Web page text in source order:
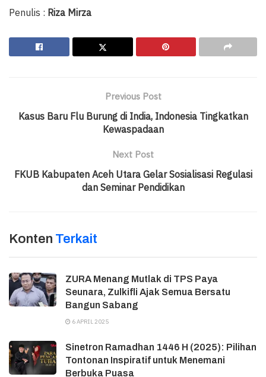
Penulis : Riza Mirza
Previous Post
Kasus Baru Flu Burung di India, Indonesia Tingkatkan
Kewaspadaan
Next Post
FKUB Kabupaten Aceh Utara Gelar Sosialisasi Regulasi
dan Seminar Pendidikan
Konten Terkait
ZURA Menang Mutlak di TPS Paya
Seunara, Zulkifli Ajak Semua Bersatu
Bangun Sabang
6 APRIL 2025
Sinetron Ramadhan 1446 H (2025): Pilihan
Tontonan Inspiratif untuk Menemani
Berbuka Puasa